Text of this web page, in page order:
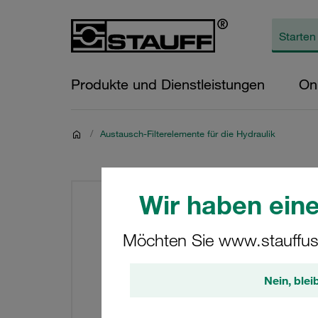
Wir haben
Möchten Sie
Nein,
Produkte und Dienstleistungen
/ Austausch-Filterelemente für die Hydraulik